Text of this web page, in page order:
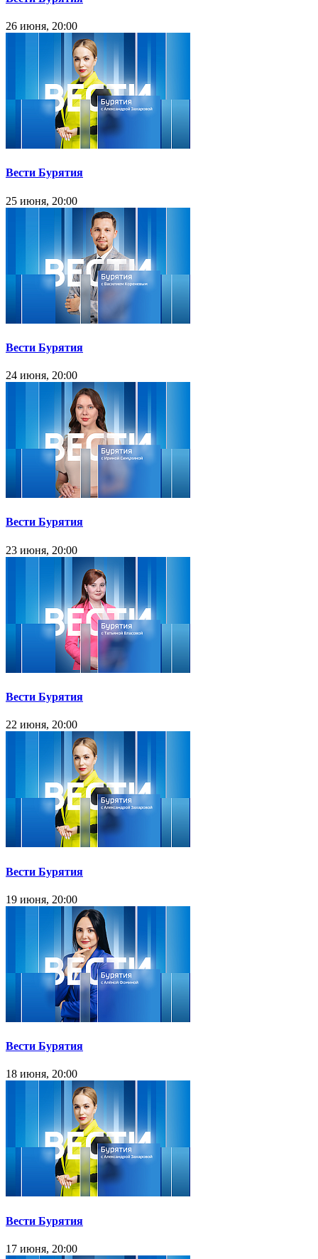
26 июня, 20:00
Вести Бурятия
25 июня, 20:00
Вести Бурятия
24 июня, 20:00
Вести Бурятия
23 июня, 20:00
Вести Бурятия
22 июня, 20:00
Вести Бурятия
19 июня, 20:00
Вести Бурятия
18 июня, 20:00
Вести Бурятия
17 июня, 20:00